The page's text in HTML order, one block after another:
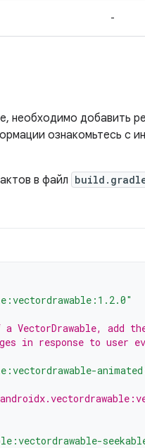
-
необходимо добавить
ознакомьтесь с
в файл
VectorDrawable, add
in response to user